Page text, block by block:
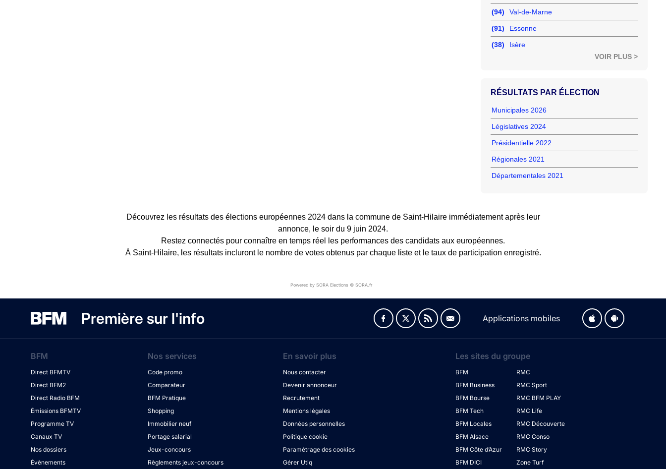
(94) Val-de-Marne
(91) Essonne
(38)
Isère
VOIR PLUS >
RÉSULTATS PAR ÉLECTION
Municipales 2026
Législatives 2024
Présidentielle 2022
Régionales 2021
Départementales 2021
Découvrez les résultats des élections européennes 2024 dans la commune de Saint-Hilaire immédiatement après leur
annonce, le soir du 9 juin 2024.
Restez connectés pour connaître en temps réel les performances des candidats aux européennes.
À Saint-Hilaire, les résultats incluront le nombre de votes obtenus par chaque liste et le taux de participation enregistré.
Powered by SORA Elections © SORA.fr
Première sur l'info Applications mobiles
BFM
Direct BFMTV
Direct BFM2
Direct Radio BFM
Émissions BFMTV
Programme TV
Canaux TV
Nos dossiers
Évènements
Nos services
Code promo
Comparateur
BFM Pratique
Shopping
Immobilier neuf
Portage salarial
Jeux-concours
Règlements jeux-concours
En savoir plus
Nous contacter
Devenir annonceur
Recrutement
Mentions légales
Données personnelles
Politique cookie
Paramétrage des cookies
Gérer Utiq
Les sites du groupe
BFM
BFM Business
BFM Bourse
BFM Tech
BFM Locales
BFM Alsace
BFM Côte d’Azur
BFM DICI
RMC
RMC Sport
RMC BFM PLAY
RMC Life
RMC Découverte
RMC Conso
RMC Story
Zone Turf